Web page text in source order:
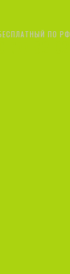
ПО РФ